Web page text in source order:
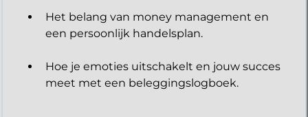
Het belang van money management en
een persoonlijk handelsplan.
Hoe je emoties uitschakelt en jouw succes
meet met een beleggingslogboek.